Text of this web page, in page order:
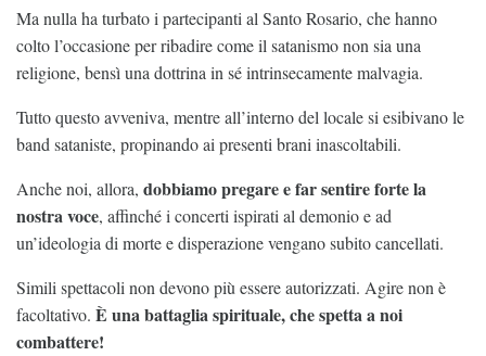
Ma nulla ha turbato i partecipanti al Santo Rosario, che hanno
colto l’occasione per ribadire come il satanismo non sia una
religione, bensì una dottrina in sé intrinsecamente malvagia.
Tutto questo avveniva, mentre all’interno del locale si esibivano le
band sataniste, propinando ai presenti brani inascoltabili.
Anche noi, allora, dobbiamo pregare e far sentire forte la
nostra voce, affinché i concerti ispirati al demonio e ad
un’ideologia di morte e disperazione vengano subito cancellati.
Simili spettacoli non devono più essere autorizzati. Agire non è
facoltativo. È una battaglia spirituale, che spetta a noi
combattere!